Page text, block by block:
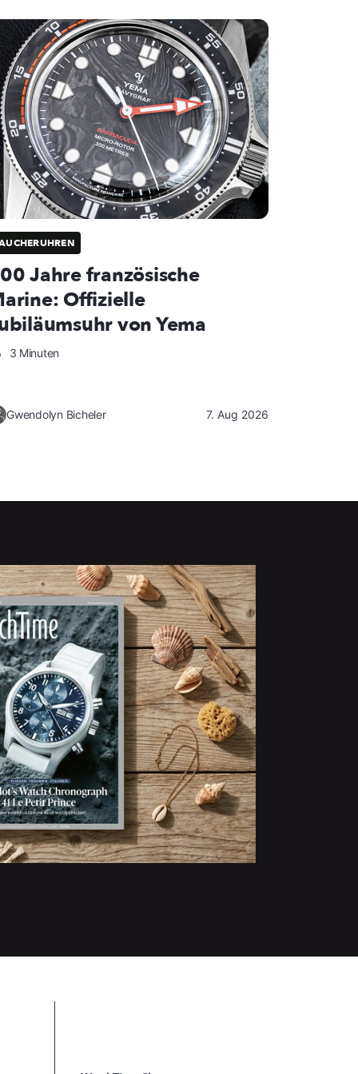
Jahre französische
Offizielle
von Yema
3 Minuten
Gwendolyn Bicheler 7. Aug 2026